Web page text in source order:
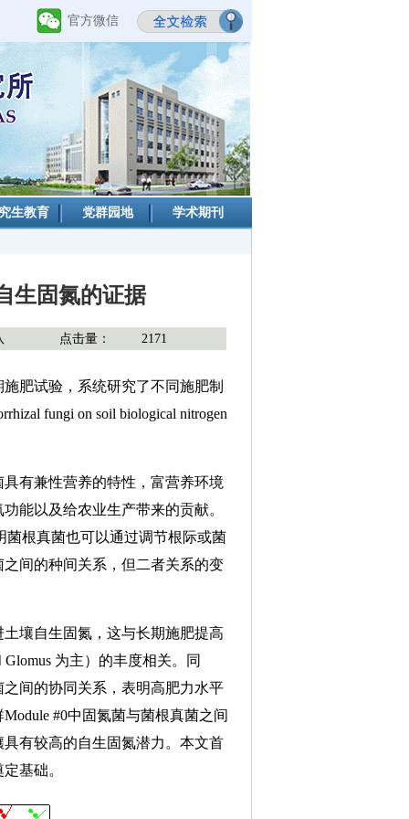
官方微信
生教育 党群园地 学术期刊
生固氮的证据
点击量： 2171
肥试验，系统研究了不同施肥制
fungi on soil biological nitrogen
有兼性营养的特性，富营养环境
能以及给农业生产带来的贡献。
根真菌也可以通过调节根际或菌
间的种间关系，但二者关系的变
壤自生固氮，这与长期施肥提高
为主）的丰度相关。同
间的协同关系，表明高肥力水平
#0中固氮菌与菌根真菌之间
有较高的自生固氮潜力。本文首
基础。